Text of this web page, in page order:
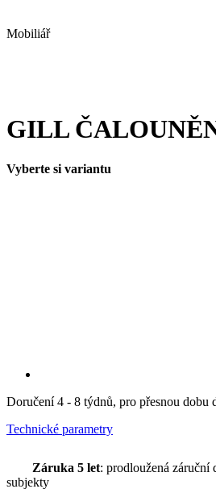
Mobiliář
GILL
Vyberte si variantu
Doručení 4 - 8 týdnů, pro přesnou dobu
Technické parametry
Záruka 5 let: prodloužená záruční
subjekty